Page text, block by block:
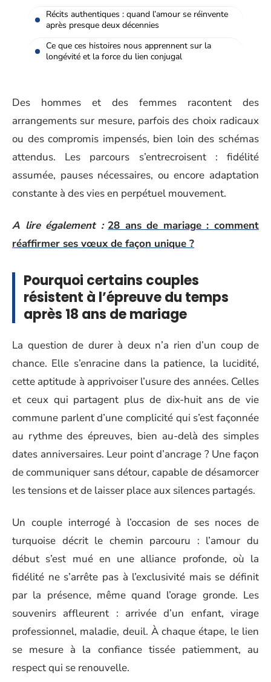
Récits authentiques : quand l’amour se réinvente
après presque deux décennies
Ce que ces histoires nous apprennent sur la
longévité et la force du lien conjugal
Des hommes et des femmes racontent des
arrangements sur mesure, parfois des choix radicaux
ou des compromis impensés, bien loin des schémas
attendus. Les parcours s’entrecroisent : fidélité
assumée, pauses nécessaires, ou encore adaptation
constante à des vies en perpétuel mouvement.
A lire également : 28 ans de mariage : comment
réaffirmer ses vœux de façon unique ?
Pourquoi certains couples
résistent à l’épreuve du temps
après 18 ans de mariage
La question de durer à deux n’a rien d’un coup de
chance. Elle s’enracine dans la patience, la lucidité,
cette aptitude à apprivoiser l’usure des années. Celles
et ceux qui partagent plus de dix-huit ans de vie
commune parlent d’une complicité qui s’est façonnée
au rythme des épreuves, bien au-delà des simples
dates anniversaires. Leur point d’ancrage ? Une façon
de communiquer sans détour, capable de désamorcer
les tensions et de laisser place aux silences partagés.
Un couple interrogé à l’occasion de ses noces de
turquoise décrit le chemin parcouru : l’amour du
début s’est mué en une alliance profonde, où la
fidélité ne s’arrête pas à l’exclusivité mais se définit
par la présence, même quand l’orage gronde. Les
souvenirs affleurent : arrivée d’un enfant, virage
professionnel, maladie, deuil. À chaque étape, le lien
se mesure à la confiance tissée patiemment, au
respect qui se renouvelle.